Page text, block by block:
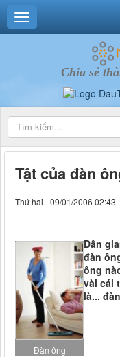
Chia sẻ
Tật của đàn
Thứ hai - 09/01/2006 02:43
Đàn ông
Dân
đàn
ông
vài cái
là...